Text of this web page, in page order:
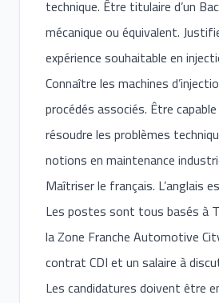
technique. Être titulaire d’un
mécanique ou équivalent.
expérience souhaitable en
Connaître les machines
procédés associés. Être
résoudre les problèmes
notions en maintenance
Maîtriser le français. L’anglais
Les postes sont tous basés à
la Zone Franche Automotive
contrat CDI et un salaire à
Les candidatures doivent être